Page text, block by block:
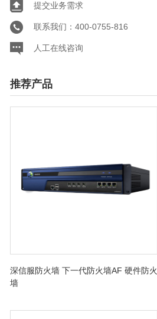
提交业务需求
联系我们：400-0755-816
人工在线咨询
推荐产品
深信服防火墙 下一代防火墙AF 硬件防火
墙